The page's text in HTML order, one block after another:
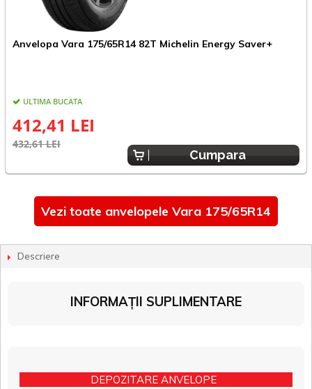
Anvelopa Vara 175/65R14 82T Michelin Energy Saver+
ULTIMA BUCATA
412,41 LEI
432,61 LEI
Cumpara
Vezi toate anvelopele Vara 175/65R14
Descriere
INFORMAȚII SUPLIMENTARE
DEPOZITARE ANVELOPE